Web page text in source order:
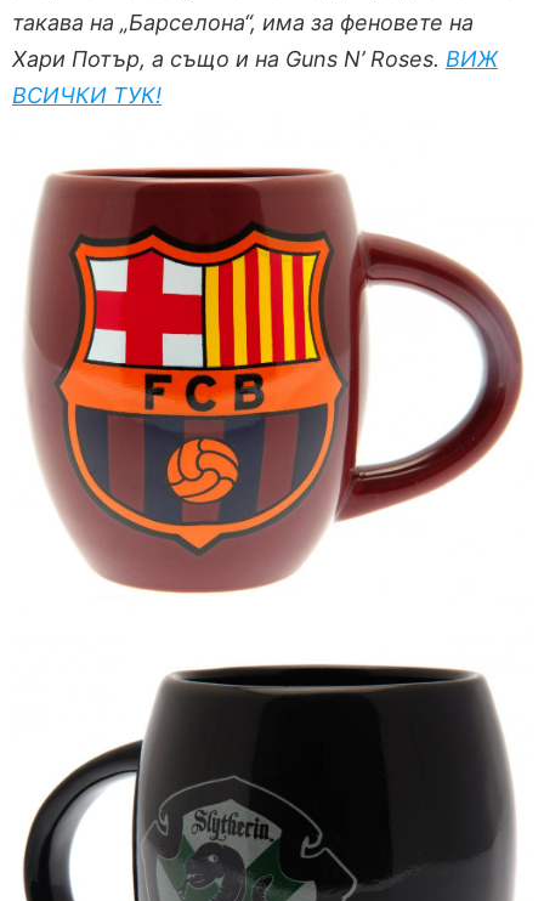
такава на „Барселона“, има за феновете на
Хари Потър, а също и на Guns N’ Roses. ВИЖ
ВСИЧКИ ТУК!